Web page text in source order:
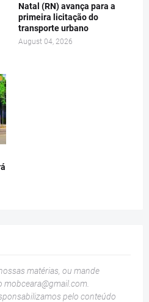
Natal (RN) avança para a
primeira licitação do
transporte urbano
August 04, 2026
matérias, ou mande
mobceara@gmail.com
pelo conteúdo